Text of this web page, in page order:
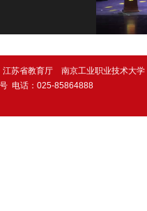
江苏省教育厅
南京工业职业技术大学
电话：025-85864888